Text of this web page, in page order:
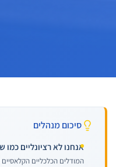
סיכום מנהלים
אנחנו לא רציונליים כמו
המודלים הכלכליים הקלאסיים